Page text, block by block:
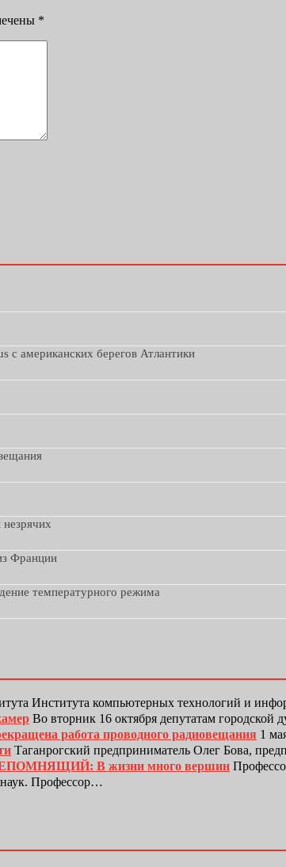
*
с американских берегов Атлантики
Франции
температурного режима
Института компьютерных технологий и
Во вторник 16 октября депутатам городской
работа проводного радиовещания 1
Таганрогский предприниматель Олег Бова,
В жизни много вершин
Профессор…